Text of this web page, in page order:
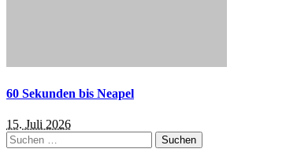
60 Sekunden bis Neapel
15. Juli 2026
Suchen
nach: